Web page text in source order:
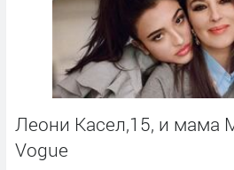
Леони Касел,15, и мама
Vogue